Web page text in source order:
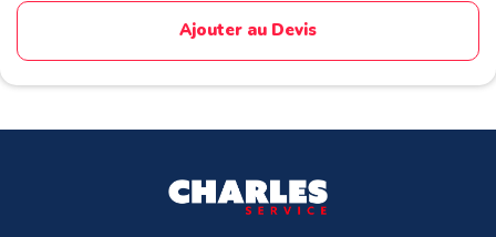
Ajouter au Devis